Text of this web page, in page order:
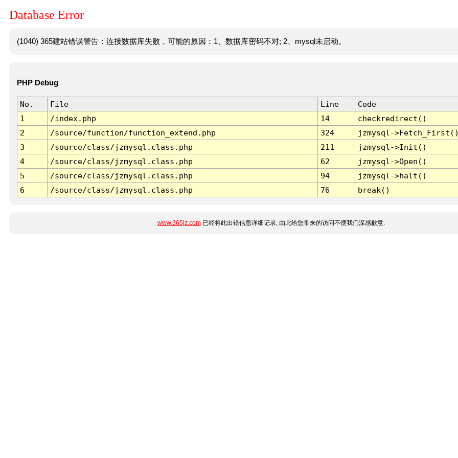
Database Error
(1040) 365建站错误警告：连接数据库失败，可能的原因：1、数据库密码不对; 2、mysql未启动。
PHP Debug
No. File Line
Code
1
/index.php 14
checkredirect()
2
/source/function/function_extend.php 324
jzmysql-
3
/source/class/jzmysql.class.php 211
jzmysql->Init()
4
/source/class/jzmysql.class.php 62
jzmysql->Open()
5
/source/class/jzmysql.class.php 94
jzmysql->halt()
6
/source/class/jzmysql.class.php 76 break()
www.365jz.com已经将此出错信息详细记录, 由此给您带来的访问不便我们深感歉意.